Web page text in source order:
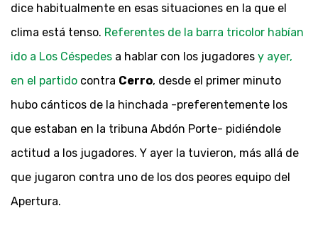
dice habitualmente en esas situaciones en la que el
clima está tenso. Referentes de la barra tricolor habían
ido a Los Céspedes a hablar con los jugadores y ayer,
en el partido contra Cerro, desde el primer minuto
hubo cánticos de la hinchada -preferentemente los
que estaban en la tribuna Abdón Porte- pidiéndole
actitud a los jugadores. Y ayer la tuvieron, más allá de
que jugaron contra uno de los dos peores equipo del
Apertura.